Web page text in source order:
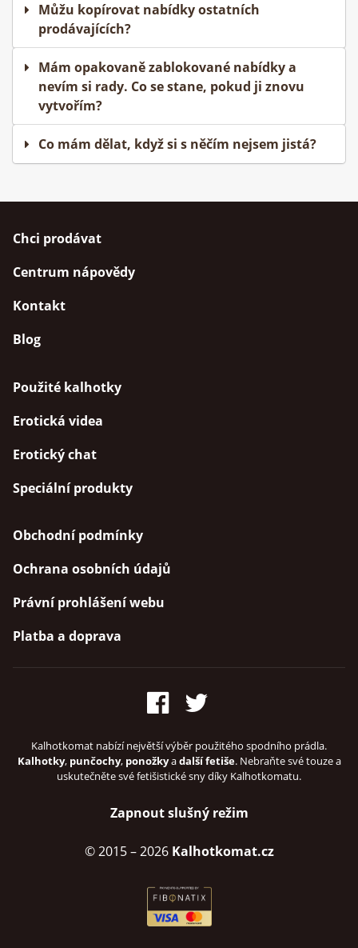
Můžu kopírovat nabídky ostatních
prodávajících?
Mám opakovaně zablokované nabídky a
nevím si rady. Co se stane, pokud ji znovu
vytvořím?
Co mám dělat, když si s něčím nejsem jistá?
Chci prodávat
Centrum nápovědy
Kontakt
Blog
Použité kalhotky
Erotická videa
Erotický chat
Speciální produkty
Obchodní podmínky
Ochrana osobních údajů
Právní prohlášení webu
Platba a doprava
Kalhotkomat nabízí největší výběr použitého spodního prádla.
Kalhotky, punčochy, ponožkyadalší fetiše. Nebraňte své touze a
uskutečněte své fetišistické sny díky Kalhotkomatu.
Zapnout slušný režim
© 2015– 2026 Kalhotkomat.cz